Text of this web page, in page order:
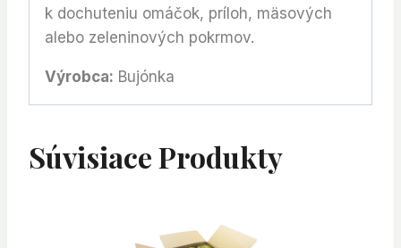
k dochuteniu omáčok, príloh, mäsových
alebo zeleninových pokrmov.
Výrobca: Bujónka
Súvisiace Produkty